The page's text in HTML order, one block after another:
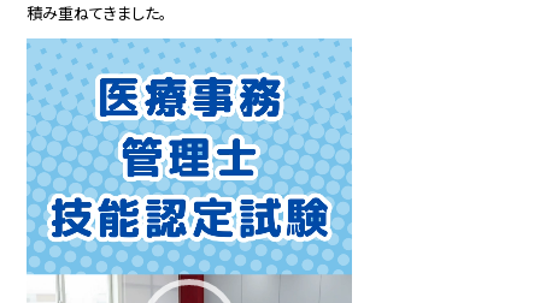
積み重ねてきました。
動
画
プ
レ
ー
ヤ
ー